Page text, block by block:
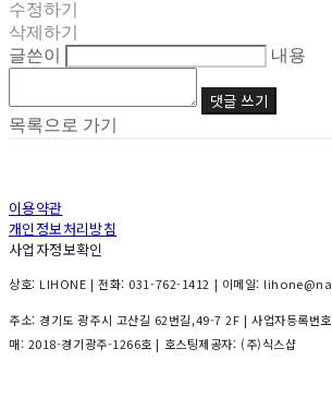
수정하기
삭제하기
글쓴이
내용
댓글 쓰기
목록으로 가기
이용약관
개인정보처리방침
사업자정보확인
상호: LIHONE | 전화: 031-762-1412 | 이메일:
주소: 경기도 광주시 고산길 62번길,49-7 2F | 사업자등록번
매: 2018-경기광주-1266호 | 호스팅제공자: (주)식스샵